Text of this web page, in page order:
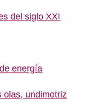
del siglo XXI
energía
olas, undimotriz